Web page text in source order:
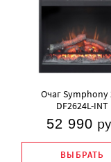
Очаг Symphony
DF2624L-INT
52 990
ВЫБРАТЬ